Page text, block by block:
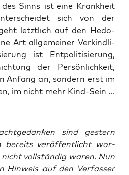
Sinns ist eine Krank­heit
sich von der
letzt­lich auf den Hedo­
Art all­ge­mei­ner Ver­kind­li­
ist Ent­po­li­ti­sie­rung,
der Per­sön­lich­keit,
Anfang an, son­dern erst im
im nicht mehr Kind-Sein …
sind ges­tern
bereits ver­öf­fent­licht wor­
voll­stän­dig waren. Nun
Hin­weis auf den Ver­fas­ser